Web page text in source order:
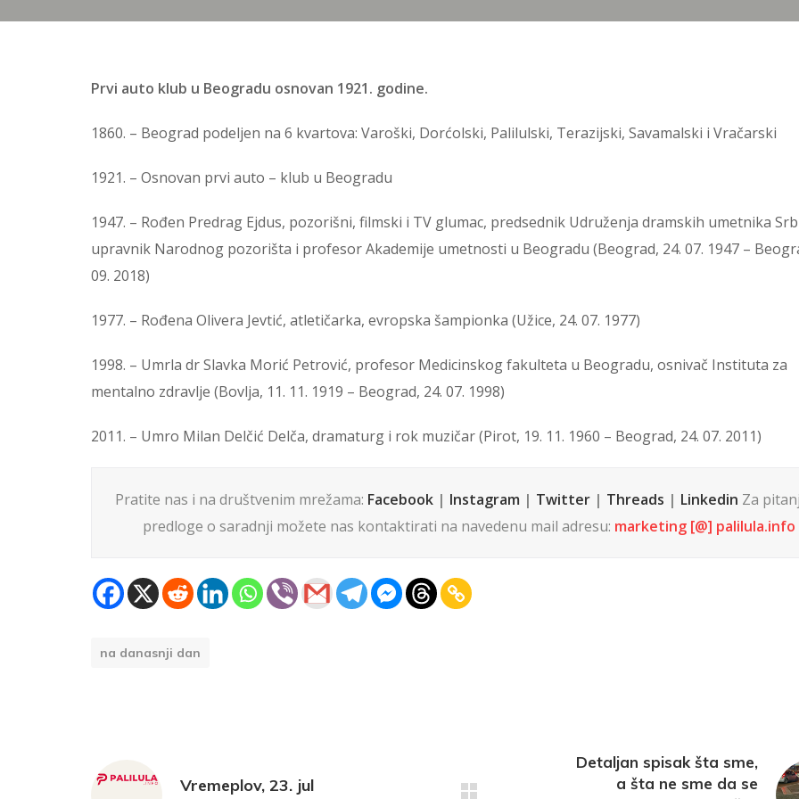
Prvi auto klub u Beogradu osnovan 1921. godine.
1860. – Beograd podeljen na 6 kvartova: Varoški, Dorćolski, Palilulski, Terazijski, Savamalski i Vračarski
1921. – Osnovan prvi auto – klub u Beogradu
1947. – Rođen Predrag Ejdus, pozorišni, filmski i TV glumac, predsednik Udruženja dramskih umetnika
upravnik Narodnog pozorišta i profesor Akademije umetnosti u Beogradu (Beograd, 24. 07. 1947 –
09. 2018)
1977. – Rođena Olivera Jevtić, atletičarka, evropska šampionka (Užice, 24. 07. 1977)
1998. – Umrla dr Slavka Morić Petrović, profesor Medicinskog fakulteta u Beogradu, osnivač Instituta za
mentalno zdravlje (Bovlja, 11. 11. 1919 – Beograd, 24. 07. 1998)
2011. – Umro Milan Delčić Delča, dramaturg i rok muzičar (Pirot, 19. 11. 1960 – Beograd, 24. 07. 2011)
Pratite nas i na društvenim mrežama: Facebook| Instagram | Twitter| Threads | Linkedin Za
predloge o saradnji možete nas kontaktirati na navedenu mail adresu: marketing [@] palilula.info
na danasnji dan
Vremeplov, 23. jul
Detaljan spisak šta sme,
a šta ne sme da se